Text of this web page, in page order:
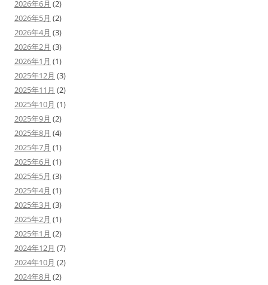
2026年6月 (2)
2026年5月 (2)
2026年4月 (3)
2026年2月 (3)
2026年1月 (1)
2025年12月 (3)
2025年11月 (2)
2025年10月 (1)
2025年9月 (2)
2025年8月 (4)
2025年7月 (1)
2025年6月 (1)
2025年5月 (3)
2025年4月 (1)
2025年3月 (3)
2025年2月 (1)
2025年1月 (2)
2024年12月 (7)
2024年10月 (2)
2024年8月 (2)